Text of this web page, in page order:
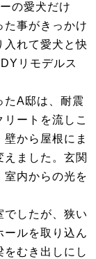
の愛犬だけ
た事がきっかけ
入れて愛犬と快
リモデルス
たA邸は、耐震
ートを流しこ
から屋根にま
ました。玄関
室内からの光を
でしたが、狭い
ールを取り込ん
むき出しにし